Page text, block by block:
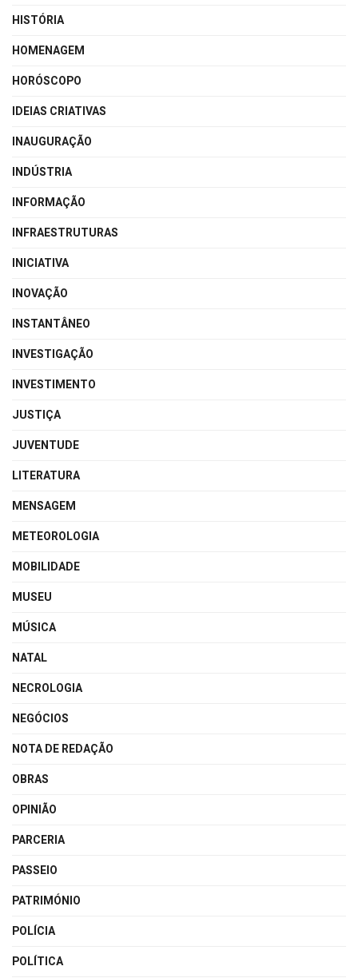
HISTÓRIA
HOMENAGEM
HORÓSCOPO
IDEIAS CRIATIVAS
INAUGURAÇÃO
INDÚSTRIA
INFORMAÇÃO
INFRAESTRUTURAS
INICIATIVA
INOVAÇÃO
INSTANTÂNEO
INVESTIGAÇÃO
INVESTIMENTO
JUSTIÇA
JUVENTUDE
LITERATURA
MENSAGEM
METEOROLOGIA
MOBILIDADE
MUSEU
MÚSICA
NATAL
NECROLOGIA
NEGÓCIOS
NOTA DE REDAÇÃO
OBRAS
OPINIÃO
PARCERIA
PASSEIO
PATRIMÓNIO
POLÍCIA
POLÍTICA